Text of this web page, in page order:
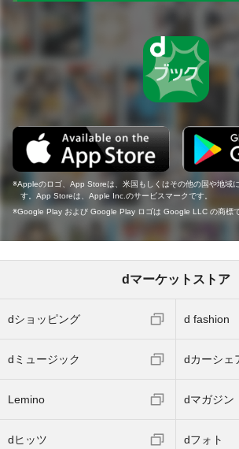
Appleのロゴ、App Storeは、米国もしくはその他の国や地域
す。App Storeは、Apple Inc.のサービスマークです。
Google Play および Google Play ロゴは Google LLC の商標で
dマーケットストア
dショッピング d fashion
dミュージック dカーシェ
Lemino dマガジン
dヒッツ dフォト